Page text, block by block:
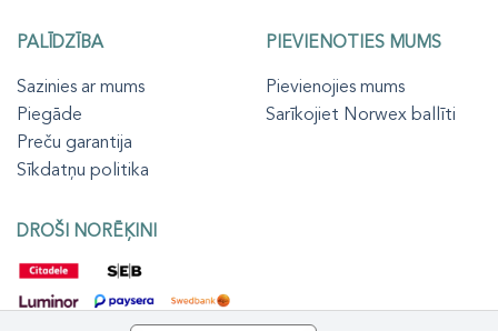
PALĪDZĪBA
Sazinies ar mums
Piegāde
Preču garantija
Sīkdatņu politika
PIEVIENOTIES MUMS
Pievienojies mums
Sarīkojiet Norwex ballīti
DROŠI NORĒĶINI